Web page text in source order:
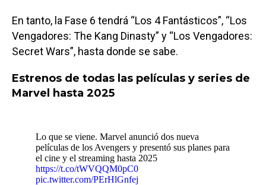
En tanto, la Fase 6 tendrá “Los 4 Fantásticos”, “Los
Vengadores: The Kang Dinasty” y “Los Vengadores:
Secret Wars”, hasta donde se sabe.
Estrenos de todas las películas y series de
Marvel hasta 2025
Lo que se viene. Marvel anunció dos nueva
películas de los Avengers y presentó sus planes para
el cine y el streaming hasta 2025
https://t.co/tWVQQM0pC0
pic.twitter.com/PErHlGnfej